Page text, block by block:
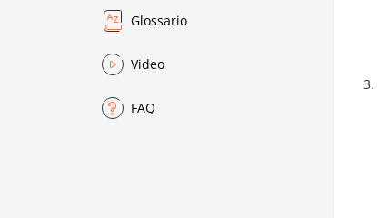
Glossario
Video
FAQ